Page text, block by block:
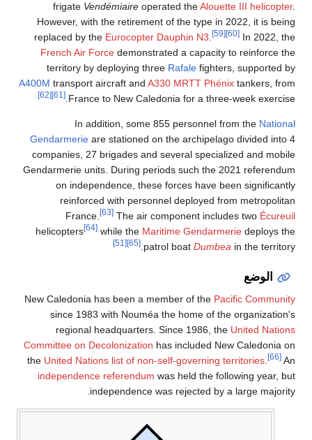
frigateVendémiaireoperated theAlouette III helicopter
However, with the retirement of the type in 2022, it is being
replaced by theEurocopter Dauphin N3. [59] [60]In 2022, the
French Air Forcedemonstrated a capacity to reinforce the
territory by deploying threeRafalefighters, supported by
A400Mtransport aircraft andA330 MRTT Phénixtankers, from
France to New Caledonia for a three-week exercise.
[61]
[62]
In addition, some 855 personnel from theNational
Gendarmerieare stationed on the archipelago divided into 4
companies, 27 brigades and several specialized and mobile
Gendarmerie units. During periods such the 2021 referendum
on independence, these forces have been significantly
reinforced with personnel deployed from metropolitan
France.
[63]The air component includes twoÉcureuil
helicopters
while theMaritime Gendarmeriedeploys the
patrol boatDumbeain the territory.
[51]
الوضع
New Caledonia has been a member of thePacific Community
since 1983 with Nouméa the home of the organization's
regional headquarters. Since 1986, theUnited Nations
Committee on Decolonizationhas included New Caledonia on
theUnited Nations list of non-self-governing territories. [66]An
independence referendumwas held the following year, but
independence was rejected by a large majority.